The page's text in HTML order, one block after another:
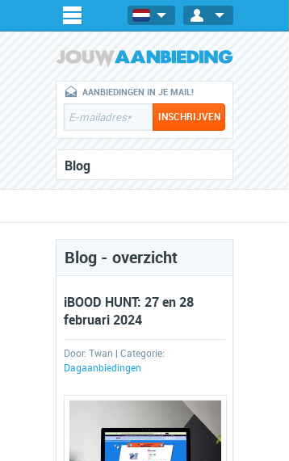
AANBIEDINGEN IN JE MAIL!
Blog
Blog - overzicht
iBOOD HUNT: 27 en 28
februari 2024
Door: Twan | Categorie:
Dagaanbiedingen